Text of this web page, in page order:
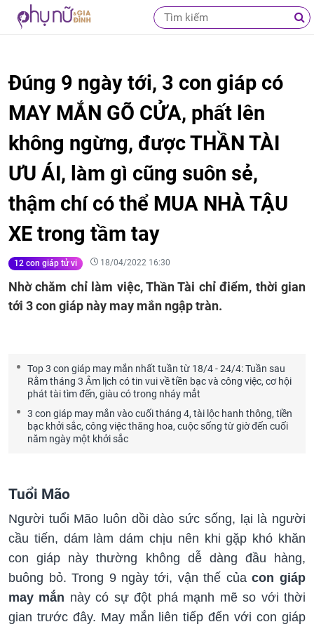
Đúng 9 ngày tới, 3 con giáp có
MAY MẮN GÕ CỬA, phất lên
không ngừng, được THẦN TÀI
ƯU ÁI, làm gì cũng suôn sẻ,
thậm chí có thể MUA NHÀ TẬU
XE trong tầm tay
12 con giáp tử vi 18/04/2022 16:30
Nhờ chăm chỉ làm việc, Thần Tài chỉ điểm, thời gian
tới 3 con giáp này may mắn ngập tràn.
Top 3 con giáp may mắn nhất tuần từ 18/4 - 24/4: Tuần sau
Rằm tháng 3 Âm lịch có tin vui về tiền bạc và công việc, cơ hội
phát tài tìm đến, giàu có trong nháy mắt
3 con giáp may mắn vào cuối tháng 4, tài lộc hanh thông, tiền
bạc khởi sắc, công việc thăng hoa, cuộc sống từ giờ đến cuối
năm ngày một khởi sắc
Tuổi Mão
Người tuổi Mão luôn dồi dào sức sống, lại là người
cầu tiến, dám làm dám chịu nên khi gặp khó khăn
con giáp này thường không dễ dàng đầu hàng,
buông bỏ. Trong 9 ngày tới, vận thế củacon giáp
may mắn này có sự đột phá mạnh mẽ so với thời
gian trước đây. May mắn liên tiếp đến với con giáp